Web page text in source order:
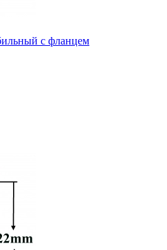
с фланцем